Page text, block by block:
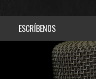
ESCRÍBENOS